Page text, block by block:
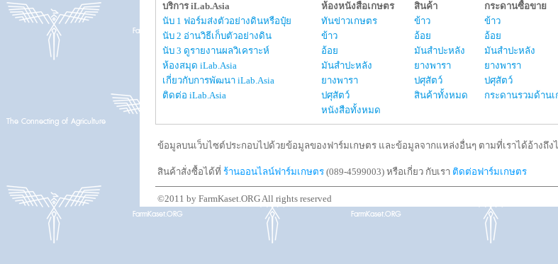
บริการ iLab.Asia
นับ 1 ฟอร์มส่งตัวอย่างดินหรือปุ๋ย
นับ 2 อ่านวิธีเก็บตัวอย่างดิน
นับ 3 ดูรายงานผลวิเคราะห์
ห้องสมุด iLab.Asia
เกี่ยวกับการพัฒนา iLab.Asia
ติดต่อ iLab.Asia
ห้องหนังสือเกษตร
ทันข่าวเกษตร
ข้าว
อ้อย
มันสำปะหลัง
ยางพารา
ปศุสัตว์
หนังสือทั้งหมด
สินค้า
ข้าว
อ้อย
มันสำปะหลัง
ยางพารา
ปศุสัตว์
สินค้าทั้งหมด
กระดานซื้อขาย
ข้าว
อ้อย
มันสำปะหลัง
ยางพารา
ปศุสัตว์
กระดานรวมด้าน
ข้อมูลบนเว็บไซต์ประกอบไปด้วยข้อมูลของฟาร์มเกษตร และข้อมูลจากแหล่งอื่นๆ ตามที่เราได้อ้างถึ
สินค้าสั่งซื้อได้ที่ ร้านออนไลน์ฟาร์มเกษตร (089-4599003) หรือเกี่ยว กับเรา ติดต่อฟาร์มเกษตร
©2011 by FarmKaset.ORG All rights reserved